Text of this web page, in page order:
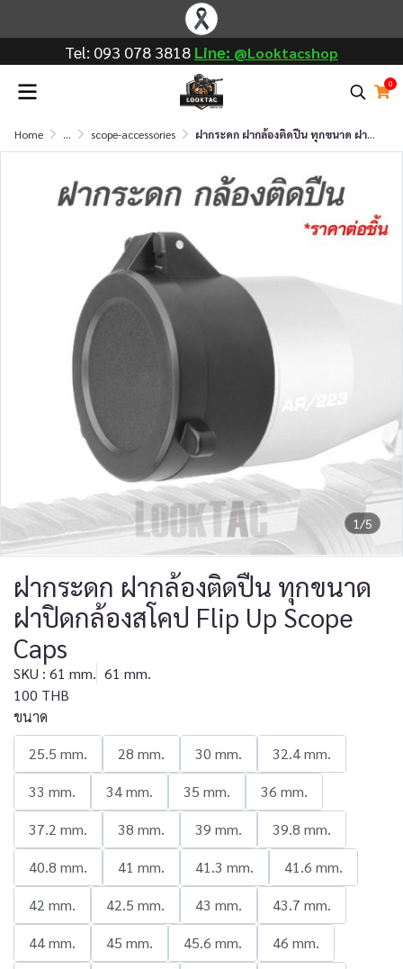
Tel: 093 078 3818 Line: @Looktac shop
0
Home ... scope-accessories ฝากระดก ฝากล้องติดปืน ทุกขนาด ฝาปิดกล้องสโคป Flip Up Scope Caps
1/5
ฝากระดก ฝากล้องติดปืน ทุกขนาด
ฝาปิดกล้องสโคป Flip Up Scope
Caps
SKU : 61 mm. 61 mm.
100 THB
ขนาด
25.5 mm.
28 mm. 30 mm.
32.4 mm.
33 mm.
34 mm. 35 mm.
36 mm.
37.2 mm.
38 mm. 39 mm.
39.8 mm.
40.8 mm.
41 mm. 41.3 mm.
41.6 mm.
42 mm.
42.5 mm. 43 mm.
43.7 mm.
44 mm.
45 mm. 45.6 mm.
46 mm.